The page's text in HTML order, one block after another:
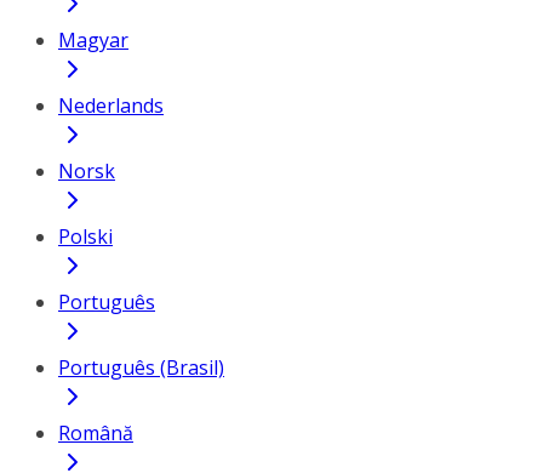
Magyar
Nederlands
Norsk
Polski
Português
Português (Brasil)
Română